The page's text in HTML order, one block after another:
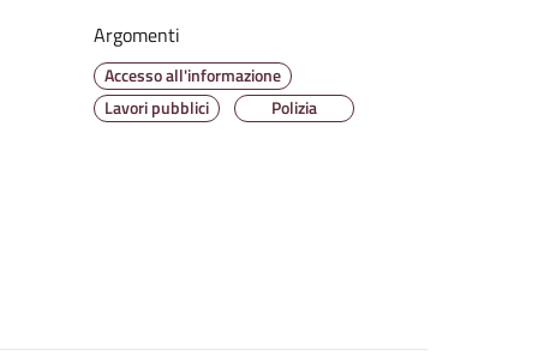
Argomenti
Accesso all'informazione
Lavori pubblici
Polizia